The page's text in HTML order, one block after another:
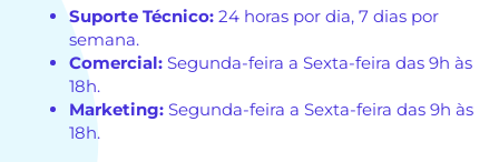
Suporte Técnico: 24 horas por dia, 7 dias por
semana.
Comercial: Segunda-feira a Sexta-feira das 9h às
18h.
Marketing: Segunda-feira a Sexta-feira das 9h às
18h.